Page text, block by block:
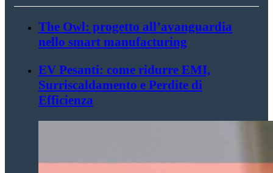
The Owl: progetto all’avanguardia
nello smart manufacturing
EV Pesanti: come ridurre EMI,
Surriscaldamento e Perdite di
Efficienza